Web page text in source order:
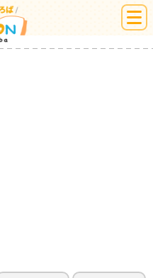
絵本ひろば